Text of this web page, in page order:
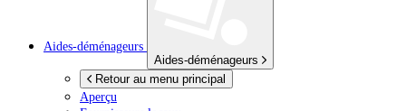
Aides-déménageurs
Aides-déménageurs
Retour au menu principal
Aperçu